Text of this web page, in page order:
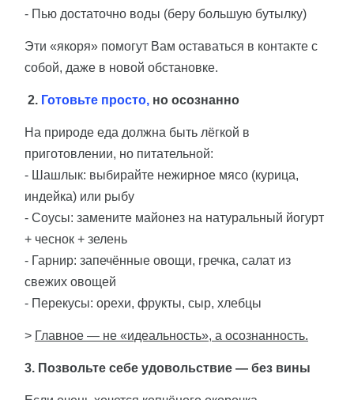
- Пью достаточно воды (беру большую бутылку)
Эти «якоря» помогут Вам оставаться в контакте с
собой, даже в новой обстановке.
2. Готовьте просто, но осознанно
На природе еда должна быть лёгкой в
приготовлении, но питательной:
- Шашлык: выбирайте нежирное мясо (курица,
индейка) или рыбу
- Соусы: замените майонез на натуральный йогурт
+ чеснок + зелень
- Гарнир: запечённые овощи, гречка, салат из
свежих овощей
- Перекусы: орехи, фрукты, сыр, хлебцы
> Главное — не «идеальность», а осознанность.
3. Позвольте себе удовольствие — без вины